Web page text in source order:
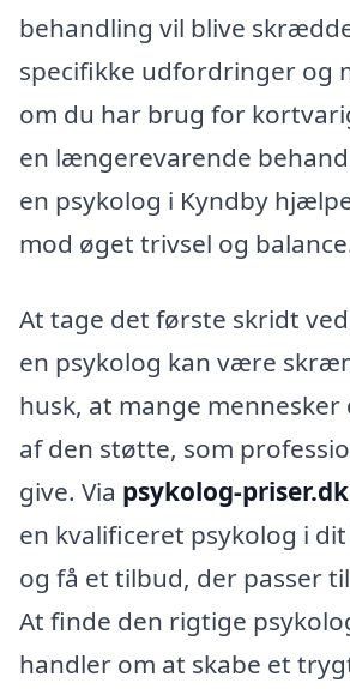
behandling vil blive
specifikke udfordringer og
om du har brug for
en længerevarende
en psykolog i Kyndby
mod øget trivsel og
At tage det første skridt
en psykolog kan være
husk, at mange
af den støtte, som
give. Via psykolog-priser.dk
en kvalificeret psykolog i
og få et tilbud, der passer
At finde den rigtige
handler om at skabe et